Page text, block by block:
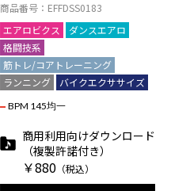
商品番号：EFFDSS0183
エアロビクス
ダンスエアロ
格闘技系
筋トレ/コアトレーニング
ランニング
バイクエクササイズ
BPM 145均一
商用利用向けダウンロード
（複製許諾付き）
￥880 （税込）